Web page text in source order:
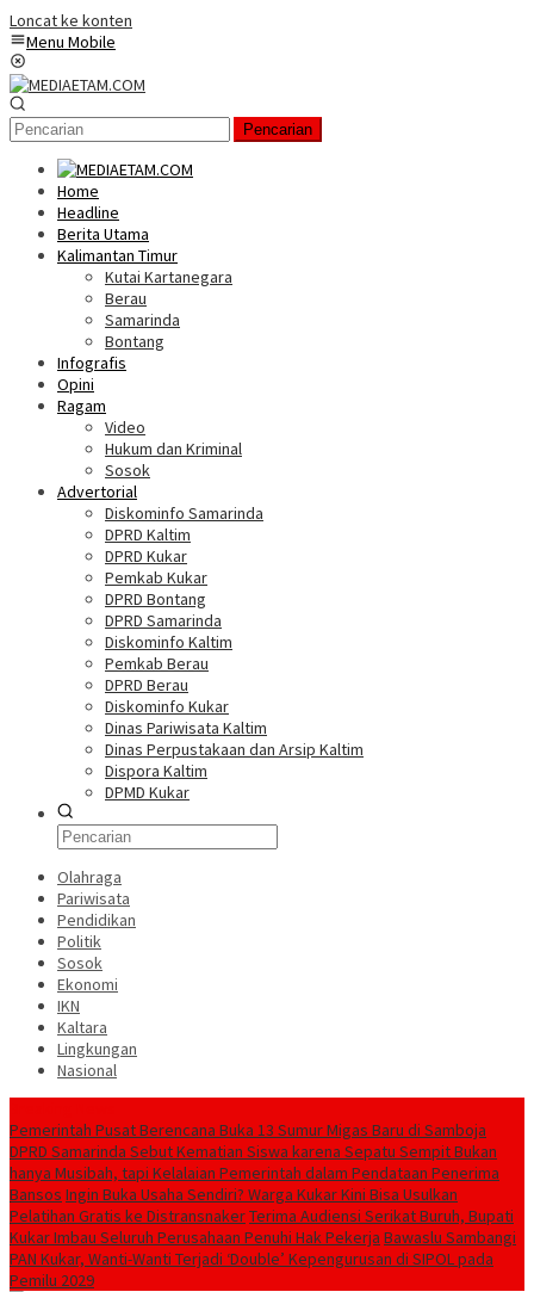
Loncat ke konten
Menu Mobile
Pencarian
Home
Headline
Berita Utama
Kalimantan Timur
Kutai Kartanegara
Berau
Samarinda
Bontang
Infografis
Opini
Ragam
Video
Hukum dan Kriminal
Sosok
Advertorial
Diskominfo Samarinda
DPRD Kaltim
DPRD Kukar
Pemkab Kukar
DPRD Bontang
DPRD Samarinda
Diskominfo Kaltim
Pemkab Berau
DPRD Berau
Diskominfo Kukar
Dinas Pariwisata Kaltim
Dinas Perpustakaan dan Arsip Kaltim
Dispora Kaltim
DPMD Kukar
Olahraga
Pariwisata
Pendidikan
Politik
Sosok
Ekonomi
IKN
Kaltara
Lingkungan
Nasional
Pemerintah Pusat Berencana Buka 13 Sumur Migas Baru di Samboja
DPRD Samarinda Sebut Kematian Siswa karena Sepatu Sempit Bukan
hanya Musibah, tapi Kelalaian Pemerintah dalam Pendataan Penerima
Bansos Ingin Buka Usaha Sendiri? Warga Kukar Kini Bisa Usulkan
Pelatihan Gratis ke DistransnakerTerima Audiensi Serikat Buruh, Bupati
Kukar Imbau Seluruh Perusahaan Penuhi Hak Pekerja Bawaslu Sambangi
PAN Kukar, Wanti-Wanti Terjadi ‘Double’ Kepengurusan di SIPOL pada
Pemilu 2029